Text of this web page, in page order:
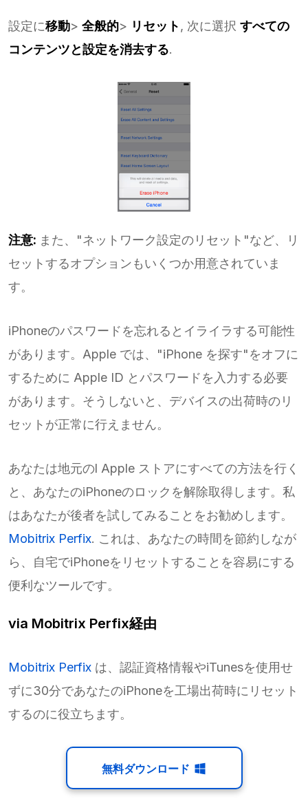
設定に移動> 全般的> リセット, 次に選択 すべての
コンテンツと設定を消去する.
注意: また、"ネットワーク設定のリセット"など、リ
セットするオプションもいくつか用意されていま
す。
iPhoneのパスワードを忘れるとイライラする可能性
があります。Apple では、"iPhone を探す"をオフに
するために Apple ID とパスワードを入力する必要
があります。そうしないと、デバイスの出荷時のリ
セットが正常に行えません。
あなたは地元のl Apple ストアにすべての方法を行く
と、あなたのiPhoneのロックを解除取得します。私
はあなたが後者を試してみることをお勧めします。
Mobitrix Perfix. これは、あなたの時間を節約しなが
ら、自宅でiPhoneをリセットすることを容易にする
便利なツールです。
via Mobitrix Perfix経由
Mobitrix Perfix は、認証資格情報やiTunesを使用せ
ずに30分であなたのiPhoneを工場出荷時にリセット
するのに役立ちます。
無料ダウンロード